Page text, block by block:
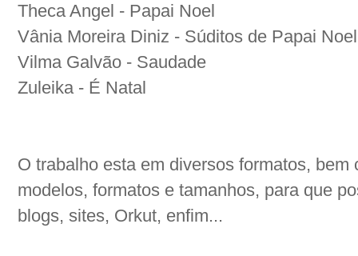
Theca Angel - Papai Noel
Vânia Moreira Diniz - Súditos de Papai Noel
Vilma Galvão - Saudade
Zuleika - É Natal
O trabalho esta em diversos formatos,
modelos, formatos e tamanhos, para que
blogs, sites, Orkut, enfim...